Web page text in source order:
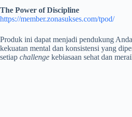
The Power of Discipline
https://member.zonasukses.com/tpod/
Produk ini dapat menjadi pendukung
kekuatan mental dan konsistensi yang
setiap challenge kebiasaan sehat dan